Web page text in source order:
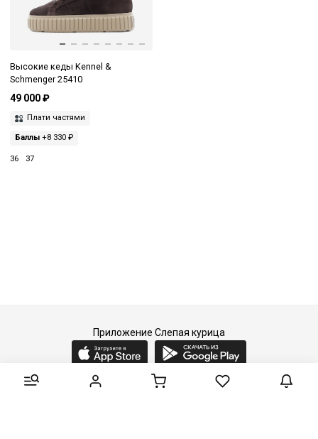
Высокие кеды Kennel &
Schmenger 25410
49 000 ₽
Плати частями
Баллы +8 330 ₽
36 37
Приложение Слепая курица
2015-2026 © Слепая курица - fashion concept store.